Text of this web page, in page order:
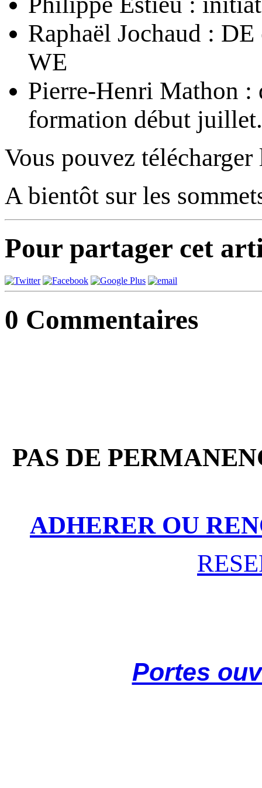
Raphaël Jochaud :
WE
Pierre-Henri Mathon :
formation début juillet.
Vous pouvez
A bientôt sur les
Pour partager cet
0 Commentaires
PAS DE
ADHERER OU
Portes